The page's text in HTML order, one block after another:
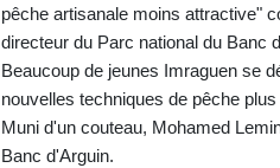
pêche artisanale moins attractive"
directeur du Parc national du Banc
Beaucoup de jeunes Imraguen se
nouvelles techniques de pêche
Muni d'un couteau, Mohamed
Banc d'Arguin.